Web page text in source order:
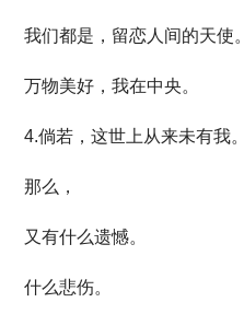
我们都是，留恋人间的天使。
万物美好，我在中央。
4.倘若，这世上从来未有我。
那么，
又有什么遗憾。
什么悲伤。